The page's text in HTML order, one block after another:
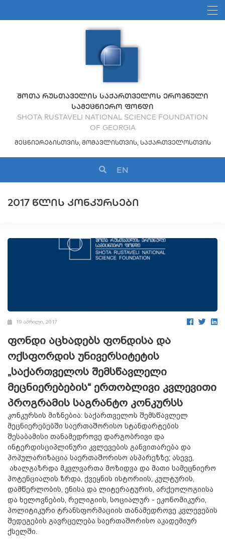
ᲨᲝᲗᲐ ᲠᲣᲡᲗᲐᲕᲔᲚᲘᲡ ᲡᲐᲥᲐᲠᲗᲕᲔᲚᲝᲡ ᲔᲠᲝᲕᲜᲣᲚᲘ
ᲡᲐᲛᲔᲪᲜᲘᲔᲠᲝ ᲤᲝᲜᲓᲘ
SHOTA RUSTAVELI NATIONAL SCIENCE FOUNDATION
OF GEORGIA
ᲛᲔᲪᲜᲘᲔᲠᲔᲑᲘᲡᲗᲕᲘᲡ, ᲛᲝᲛᲐᲕᲚᲘᲡᲗᲕᲘᲡ, ᲡᲐᲥᲐᲠᲗᲕᲔᲚᲝᲡᲗᲕᲘᲡ
EN
2017 ᲬᲚᲘᲡ ᲙᲝᲜᲙᲣᲠᲡᲔᲑᲘ
19 აპრილი, 2017
ფონდი აცხადებს ფონდისა და
ოქსფორდის უნივერსიტეტის
„საქართველოს შემსწავლელი
მეცნიერებების“ ერთობლივი კვლევითი
პროგრამის საგრანტო კონკურსს
კონკურსის მიზნებია: საქართველოს შემსწავლელ
მეცნიერებებში საერთაშორისო სტანდარტების
შესაბამისი თანამედროვე დარგობრივი და
ინტერდისციპლინური კვლევების განვითარება და
პოპულარიზაცია საერთაშორისო ასპარეზზე; ასევე,
ახალგაზრდა მკვლვართა მოზიდვა და მათი სამეცნიერო
პოტენციალის ზრდა, ქვეყნის ისტორიის, კულტურის,
დამწერლობის, ენისა და ლიტერატურის, არქეოლოგიისა
და ხელოვნების, რელიგიის, სოციალურ - ეკონომიკური,
პოლიტიკური ტრანსფორმაციის თანამედროვე კვლევების
შედეგების გავრცელება საერთაშორისო აკადემიურ
ქსელში.